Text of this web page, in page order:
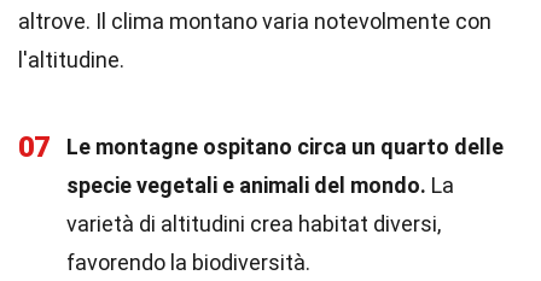
altrove. Il clima montano varia notevolmente con
l'altitudine.
07
Le montagne ospitano circa un quarto delle
specie vegetali e animali del mondo. La
varietà di altitudini crea habitat diversi,
favorendo la biodiversità.